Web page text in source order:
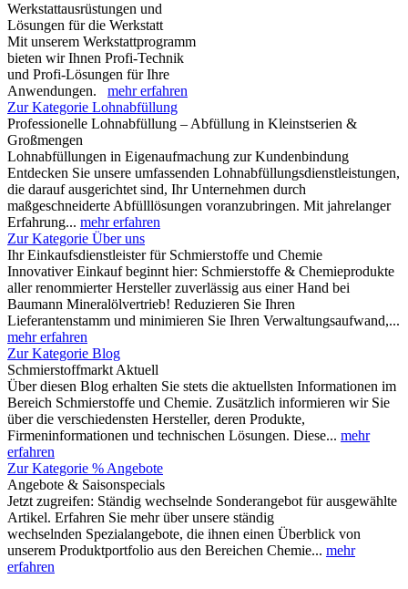
Werkstattausrüstungen und
Lösungen für die Werkstatt
Mit unserem Werkstattprogramm
bieten wir Ihnen Profi-Technik
und Profi-Lösungen für Ihre
Anwendungen. mehr erfahren
Zur Kategorie Lohnabfüllung
Professionelle Lohnabfüllung – Abfüllung in Kleinstserien &
Großmengen
Lohnabfüllungen in Eigenaufmachung zur Kundenbindung
Entdecken Sie unsere umfassenden Lohnabfüllungsdienstleistungen,
die darauf ausgerichtet sind, Ihr Unternehmen durch
maßgeschneiderte Abfülllösungen voranzubringen. Mit jahrelanger
Erfahrung... mehr erfahren
Zur Kategorie Über uns
Ihr Einkaufsdienstleister für Schmierstoffe und Chemie
Innovativer Einkauf beginnt hier: Schmierstoffe & Chemieprodukte
aller renommierter Hersteller zuverlässig aus einer Hand bei
Baumann Mineralölvertrieb! Reduzieren Sie Ihren
Lieferantenstamm und minimieren Sie Ihren Verwaltungsaufwand,...
mehr erfahren
Zur Kategorie Blog
Schmierstoffmarkt Aktuell
Über diesen Blog erhalten Sie stets die aktuellsten Informationen im
Bereich Schmierstoffe und Chemie. Zusätzlich informieren wir Sie
über die verschiedensten Hersteller, deren Produkte,
Firmeninformationen und technischen Lösungen. Diese... mehr
erfahren
Zur Kategorie % Angebote
Angebote & Saisonspecials
Jetzt zugreifen: Ständig wechselnde Sonderangebot für ausgewählte
Artikel. Erfahren Sie mehr über unsere ständig
wechselnden Spezialangebote, die ihnen einen Überblick von
unserem Produktportfolio aus den Bereichen Chemie... mehr
erfahren